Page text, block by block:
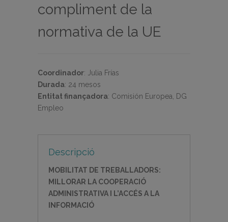
compliment de la
normativa de la UE
Coordinador: Julia Frías
Durada: 24 mesos
Entitat finançadora: Comisión Europea, DG
Empleo
Descripció
MOBILITAT DE TREBALLADORS:
MILLORAR LA COOPERACIÓ
ADMINISTRATIVA I L’ACCÉS A LA
INFORMACIÓ